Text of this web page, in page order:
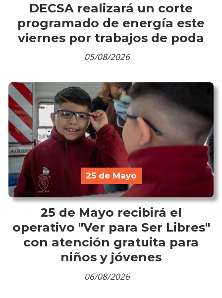
DECSA realizará un corte
programado de energía este
viernes por trabajos de poda
05/08/2026
25 de Mayo recibirá el
operativo "Ver para Ser Libres"
con atención gratuita para
niños y jóvenes
25 de Mayo
06/08/2026